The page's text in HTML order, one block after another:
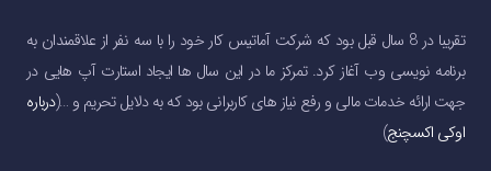
تقریبا در 8 سال قبل بود که شرکت آماتیس کار خود را با سه نفر از علاقمندان به
برنامه نویسی وب آغاز کرد. تمرکز ما در این سال ها ایجاد استارت آپ هایی در
جهت ارائه خدمات مالی و رفع نیاز های کاربرانی بود که به دلایل تحریم و …(درباره
اوکی اکسچنج)